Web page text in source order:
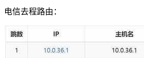
电信去程路由：